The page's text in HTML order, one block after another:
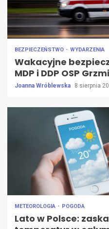
BEZPIECZEŃSTWO WYDARZENIA
Wakacyjne
MDP i DDP OSP
Joanna Wróblewska 8 sierpnia
METEOROLOGIA POGODA
Lato w Polsce: